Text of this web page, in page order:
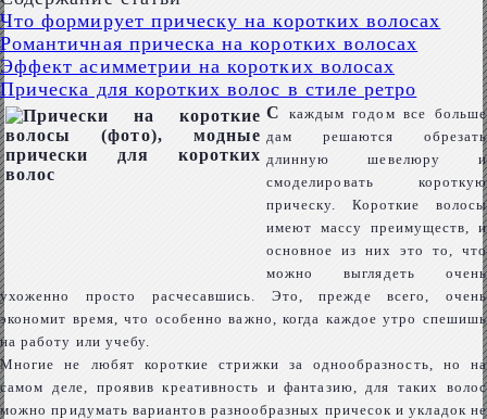
Что формирует прическу на коротких волосах
Романтичная прическа на коротких волосах
Эффект асимметрии на коротких волосах
Прическа для коротких волос в стиле ретро
С
каждым годом все больше
дам решаются обрезать
длинную шевелюру и
смоделировать короткую
прическу. Короткие волосы
имеют массу преимуществ, и
основное из них это то, что
можно выглядеть очень
ухоженно просто расчесавшись. Это, прежде всего, очень
экономит время, что особенно важно, когда каждое утро спешишь
на работу или учебу.
Многие не любят короткие стрижки за однообразность, но на
самом деле, проявив креативность и фантазию, для таких волос
можно придумать вариантов разнообразных причесок и укладок не